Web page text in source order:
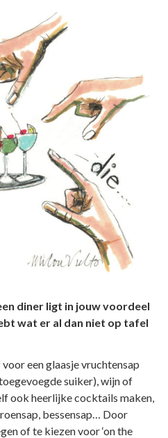
diner ligt in jouw voordeel
wat er al dan niet op tafel
een glaasje vruchtensap
suiker), wijn of
ook heerlijke cocktails maken,
bessensap… Door
of te kiezen voor ‘on the